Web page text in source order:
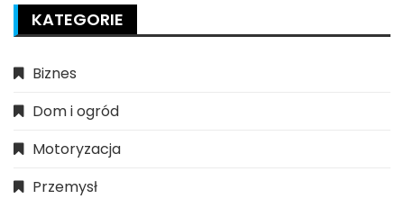
KATEGORIE
Biznes
Dom i ogród
Motoryzacja
Przemysł